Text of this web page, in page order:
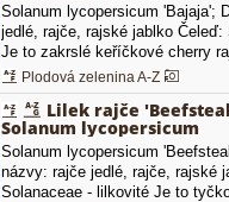
Solanum lycopersicum 'Bajaja';
jedlé, rajče, rajské jablko Čeleď:
Je to zakrslé keříčkové cherry
určené speciálně k pěstování v
zdravá a vitální odrůda odolná
rané (70-80 dní) s malinkými
rajčátky…
Plodová zelenina A-Z
Lilek rajče
Solanum lycopersicum
Solanum lycopersicum
názvy: rajče jedlé, rajče, rajské
Solanaceae - lilkovité Je to